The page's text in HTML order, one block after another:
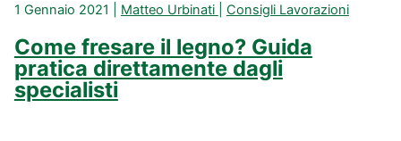
1 Gennaio 2021 Matteo Urbinati Consigli Lavorazioni
Come fresare il legno? Guida
pratica direttamente dagli
specialisti